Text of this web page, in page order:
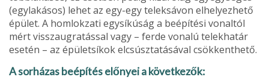
(egylakásos) lehet az egy-egy teleksávon elhelyezhető
épület. A homlokzati egysíkúság a beépítési vonaltól
mért visszaugratással vagy – ferde vonalú telekhatár
esetén – az épületsíkok elcsúsztatásával csökkenthető.
A sorházas beépítés előnyei a kö­vetkezők: